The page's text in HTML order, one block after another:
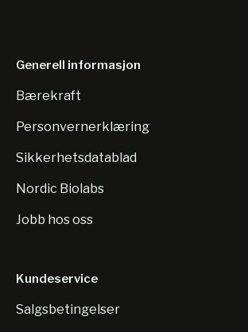
Generell informasjon
Bærekraft
Personvernerklæring
Sikkerhetsdatablad
Nordic Biolabs
Jobb hos oss
Kundeservice
Salgsbetingelser